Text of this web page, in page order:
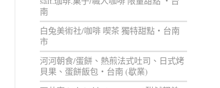
南
白兔美術社/咖啡 喫茶 獨特甜點‧台南
市
河河朝食/蛋餅、熱煎法式吐司、日式烤
貝果、蛋餅飯包‧台南 (歇業)